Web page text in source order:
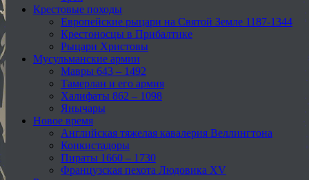
Крестовые походы
Европейские рыцари на Святой Земле 1187-1344
Крестоносцы в Прибалтике
Рыцари Христовы
Мусульманские армии
Мавры 643 – 1492
Тамерлан и его армия
Халифаты 862 – 1098
Янычары
Новое время
Английская тяжелая кавалерия Веллингтона
Конкистадоры
Пираты 1660 – 1730
Французская пехота Людовика XV